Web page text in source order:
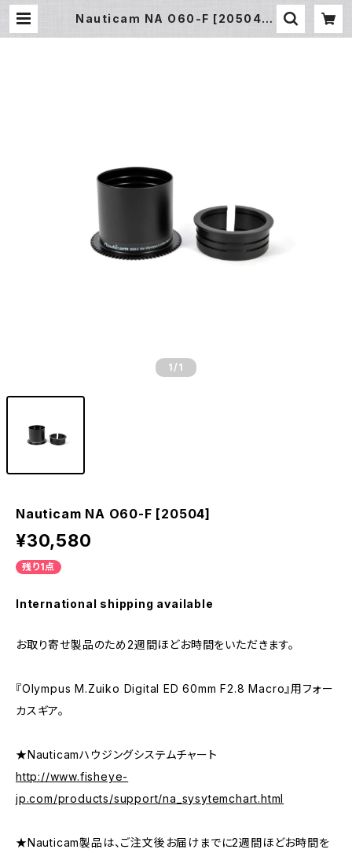
Nauticam NA O60-F [20504] |
1 /1
Nauticam NA O60-F [20504]
¥30,580
残り1点
International shipping available
お取り寄せ製品のため2週間ほどお時間をいただきます。
『Olympus M.Zuiko Digital ED 60mm F2.8 Macro』用フォー
カスギア。
★Nauticamハウジングシステムチャート
http://www.fisheye-
jp.com/products/support/na_sysytemchart.html
★Nauticam製品は、ご注文後お届けまでに2週間ほどお時間を